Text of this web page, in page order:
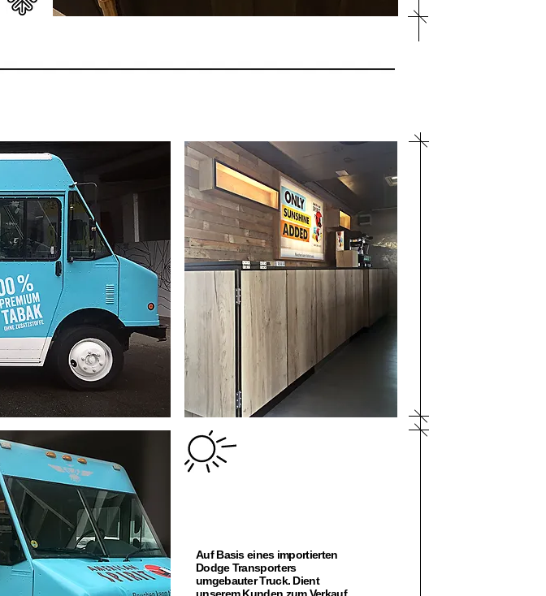
Auf Basis eines importierten
Dodge Transporters
umgebauter Truck. Dient